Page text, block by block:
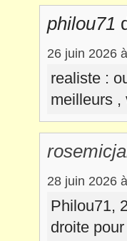
philou71
26 juin 2026
realiste :
meilleurs ,
28 juin 2026
Philou71,
droite